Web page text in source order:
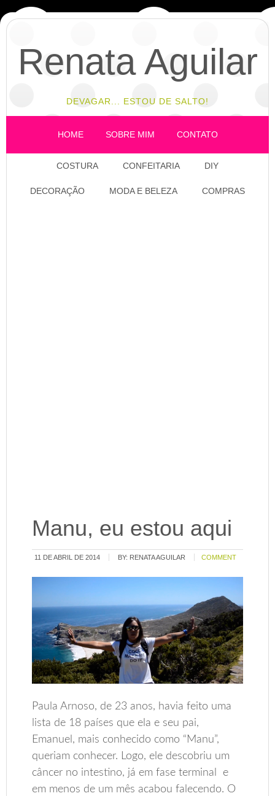
Renata Aguilar
DEVAGAR... ESTOU DE SALTO!
HOME SOBRE MIM CONTATO
COSTURA CONFEITARIA DIY
DECORAÇÃO MODA E BELEZA COMPRAS
Manu, eu estou aqui
11 DE ABRIL DE 2014 BY: RENATA AGUILAR COMMENT
Paula Arnoso, de 23 anos, havia feito uma
lista de 18 países que ela e seu pai,
Emanuel, mais conhecido como “Manu”,
queriam conhecer. Logo, ele descobriu um
câncer no intestino, já em fase terminal e
em menos de um mês acabou falecendo. O